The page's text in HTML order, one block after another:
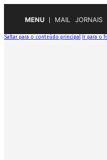
MENU MAIL JORNAIS
Saltar para o conteúdo principal Ir para o